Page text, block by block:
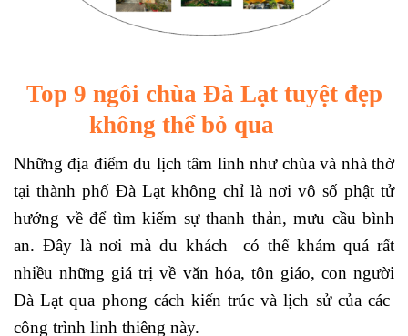
Top 9 ngôi chùa Đà Lạt tuyệt đẹp
không thể bỏ qua
Những địa điểm du lịch tâm linh như chùa và nhà thờ
tại thành phố Đà Lạt không chỉ là nơi vô số phật tử
hướng về để tìm kiếm sự thanh thản, mưu cầu bình
an. Đây là nơi mà du khách có thể khám quá rất
nhiều những giá trị về văn hóa, tôn giáo, con người
Đà Lạt qua phong cách kiến trúc và lịch sử của các
công trình linh thiêng này.